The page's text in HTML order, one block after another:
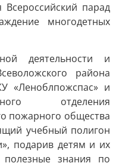
Всероссийский парад
многодетных
деятельности и
района
«Леноблпожспас» и
отделения
пожарного общества
учебный полигон
подарив детям и их
знания по